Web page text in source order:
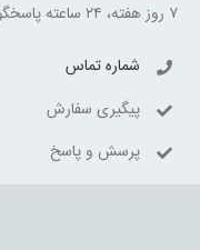
۷ روز هفته، ۲۴ ساعته پاسخگوی شما هستیم.
شماره تماس
پیگیری سفارش
پرسش و پاسخ